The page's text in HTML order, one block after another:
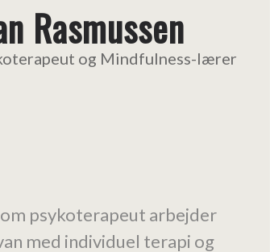
Rasmussen
og Mindfulness-lærer
psykoterapeut arbejder
med individuel terapi og